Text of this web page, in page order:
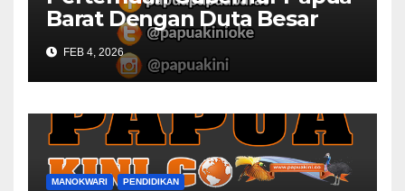
Barat Dengan Duta Besar
Inggris Berbuah Manis
FEB 4, 2026
MANOKWARI PENDIDIKAN